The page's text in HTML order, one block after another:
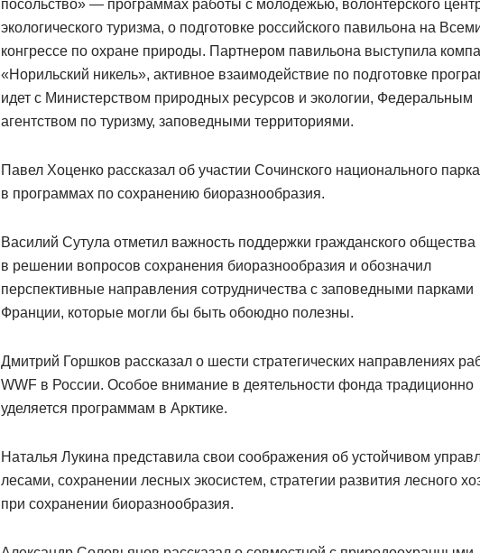
посольство» — программах работы с молодежью, волонтерского
экологического туризма, о подготовке российского павильона на
конгрессе по охране природы. Партнером павильона выступила
«Норильский никель», активное взаимодействие по подготовке
идет с Министерством природных ресурсов и экологии, Федеральным
агентством по туризму, заповедными территориями.
Павел Хоценко рассказал об участии Сочинского национального парка
в программах по сохранению биоразнообразия.
Василий Сутула отметил важность поддержки гражданского общества
в решении вопросов сохранения биоразнообразия и обозначил
перспективные направления сотрудничества с заповедными парками
Франции, которые могли бы быть обоюдно полезны.
Дмитрий Горшков рассказал о шести стратегических направлениях
WWF в России. Особое внимание в деятельности фонда традиционно
уделяется программам в Арктике.
Наталья Лукина представила свои соображения об устойчивом
лесами, сохранении лесных экосистем, стратегии развития лесного
при сохранении биоразнообразия.